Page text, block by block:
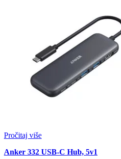
Pročitaj više
Anker 332 USB-C Hub, 5v1